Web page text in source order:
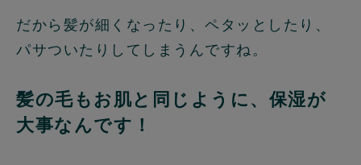
だから髪が細くなったり、ペタッとしたり、
パサついたりしてしまうんですね。
髪の毛もお肌と同じように、保湿が
大事なんです！